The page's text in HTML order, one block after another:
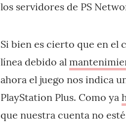
los servidores de PS
Si bien es cierto que en el
línea debido al
ahora el juego nos indica
PlayStation Plus. Como ya
que nuestra cuenta no